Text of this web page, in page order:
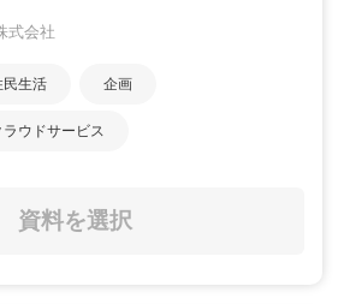
式会社
民生活 企画
ラウドサービス
資料を選択